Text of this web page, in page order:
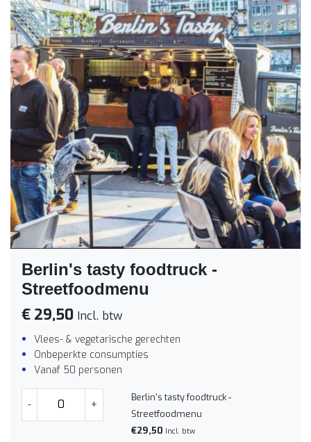
Berlin's tasty foodtruck -
Streetfoodmenu
€ 29,50 Incl. btw
Vlees- & vegetarische gerechten
Onbeperkte consumpties
Vanaf 50 personen
- +
Berlin's tasty foodtruck -
Streetfoodmenu
€29,50 Incl. btw